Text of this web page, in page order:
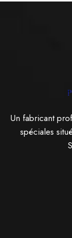
Un fabricant
spéciales